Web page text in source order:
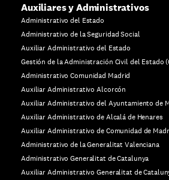
Auxiliares y Administrativos
Administrativo del Estado
Administrativo de la Seguridad Social
Auxiliar Administrativo del Estado
Gestión de la Administración Civil del Estado
Administrativo Comunidad Madrid
Auxiliar Administrativo Alcorcón
Auxiliar Administrativo del Ayuntamiento de
Auxiliar Administrativo de Alcalá de Henares
Auxiliar Administrativo de Comunidad de
Administrativo de la Generalitat Valenciana
Administrativo Generalitat de Catalunya
Auxiliar Administrativo Generalitat de